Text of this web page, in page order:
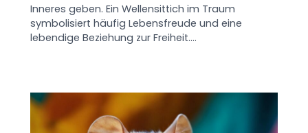
Inneres geben. Ein Wellensittich im Traum
symbolisiert häufig Lebensfreude und eine
lebendige Beziehung zur Freiheit.…